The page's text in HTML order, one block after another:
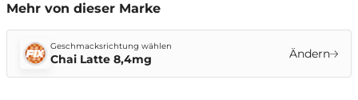
Mehr von dieser Marke
Geschmacksrichtung wählen
Chai Latte 8,4mg Ändern